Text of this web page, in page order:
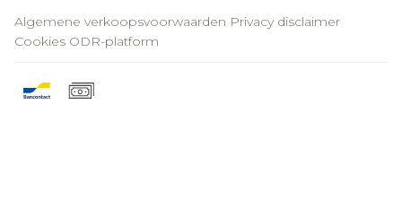
Algemene verkoopsvoorwaarden Privacy disclaimer
Cookies ODR-platform